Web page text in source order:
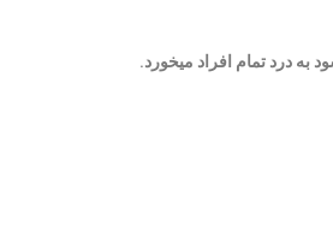
به درد تمام افراد میخورد.